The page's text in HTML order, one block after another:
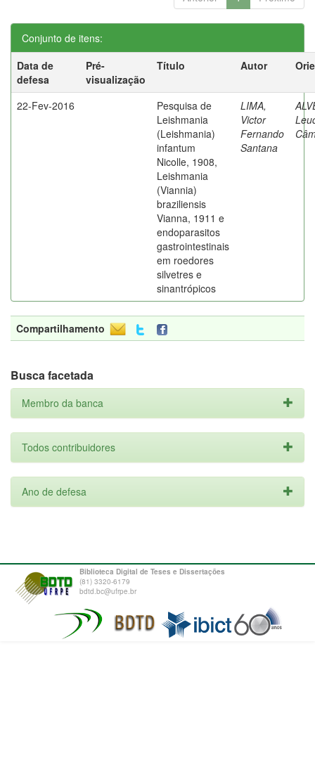
Conjunto de itens:
Data de
defesa
Pré-
visualização
Título Autor
22-Fev-2016
Pesquisa de
Leishmania
(Leishmania)
infantum
Nicolle, 1908,
Leishmania
(Viannia)
braziliensis
Vianna, 1911 e
endoparasitos
gastrointestinais
em roedores
silvetres e
sinantrópicos
LIMA,
Victor
Fernando
Santana
Compartilhamento
Busca facetada
Membro da banca
Todos contribuidores
Ano de defesa
Biblioteca Digital de Teses e Dissertações
(81) 3320-6179
bdtd.bc@ufrpe.br